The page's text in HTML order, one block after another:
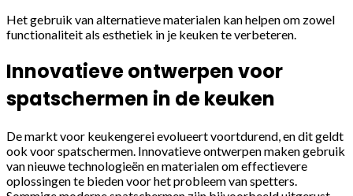
Het gebruik van alternatieve materialen kan helpen om zowel
functionaliteit als esthetiek in je keuken te verbeteren.
Innovatieve ontwerpen voor
spatschermen in de keuken
De markt voor keukengerei evolueert voortdurend, en dit geldt
ook voor spatschermen. Innovatieve ontwerpen maken gebruik
van nieuwe technologieën en materialen om effectievere
oplossingen te bieden voor het probleem van spetters.